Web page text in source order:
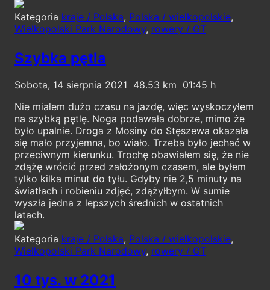
Kategoria kraje / Polska, Polska / wielkopolskie,
Wielkopolski Park Narodowy, rowery / GT
Szybka pętla
Sobota, 14 sierpnia 2021 48.53
01:45
Nie miałem dużo czasu na jazdę, więc wyskoczyłem
na szybką pętlę. Noga podawała dobrze, mimo że
było upalnie. Droga z Mosiny do Stęszewa okazała
się mało przyjemna, bo wiało. Trzeba było jechać w
przeciwnym kierunku. Trochę obawiałem się, że nie
zdążę wrócić przed założonym czasem, ale byłem
tylko kilka minut do tyłu. Gdyby nie 2,5 minuty na
światłach i robieniu zdjęć, zdążyłbym. W sumie
wyszła jedna z lepszych średnich w ostatnich
latach.
Kategoria kraje / Polska, Polska / wielkopolskie,
Wielkopolski Park Narodowy, rowery / GT
10 tys. w 2021